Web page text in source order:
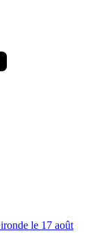
le 17 août